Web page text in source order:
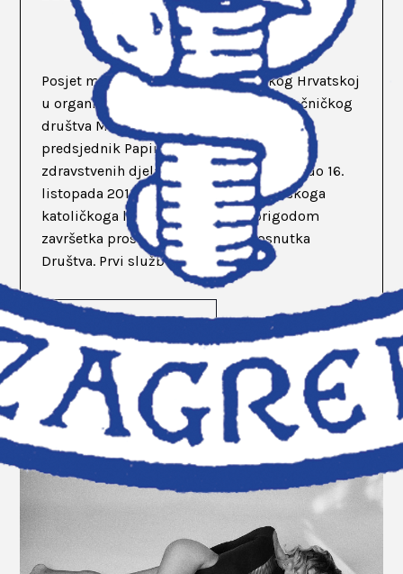
Posjet mons.dr. Zygmunta Zimowskog Hrvatskoj
u organizaciji Hrvatskog katoličkog liječničkog
društva Mons.dr. Zygmunt Zimowski,
predsjednik Papinskog vijeća za pastoral
zdravstvenih djelatnika boravio je od 13. do 16.
listopada 2011. godine kao gost Hrvatskoga
katoličkoga liječničkog društva prigodom
završetka proslave 20 godina od osnutka
Društva. Prvi službeni posjet...